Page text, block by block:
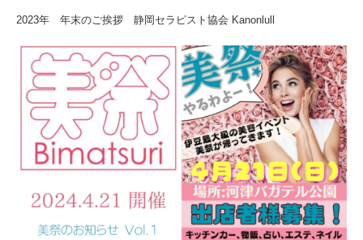
2023年 年末のご挨拶 静岡セラピスト協会 Kanonlull